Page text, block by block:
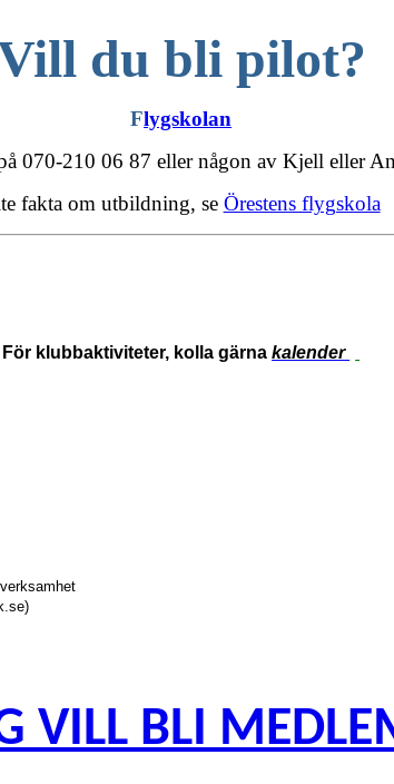
du bli pilot?
Flygskolan
070-210 06 87 eller någon av Kjell eller
fakta om utbildning, se Örestens flygskola
För klubbaktiviteter, kolla gärnakalender
VILL BLI